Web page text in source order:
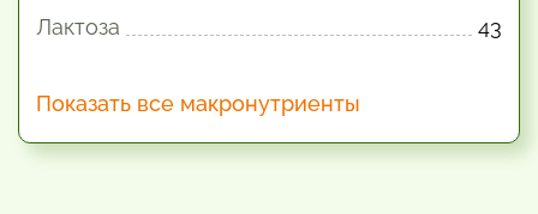
Лактоза
43
Показать все макронутриенты